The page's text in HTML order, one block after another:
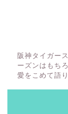
阪神タイガー
ーズンはもち
愛をこめて語